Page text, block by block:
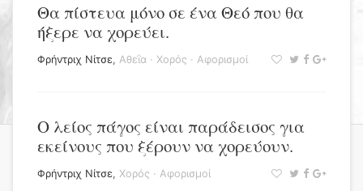
Θα πίστευα μόνο σε ένα Θεό που θα
ήξερε να χορεύει.
Φρήντριχ Νίτσε, Αθεΐα · Χορός · Αφορισμοί
Ο λείος πάγος είναι παράδεισος για
εκείνους που ξέρουν να χορεύουν.
Φρήντριχ Νίτσε, Χορός · Αφορισμοί